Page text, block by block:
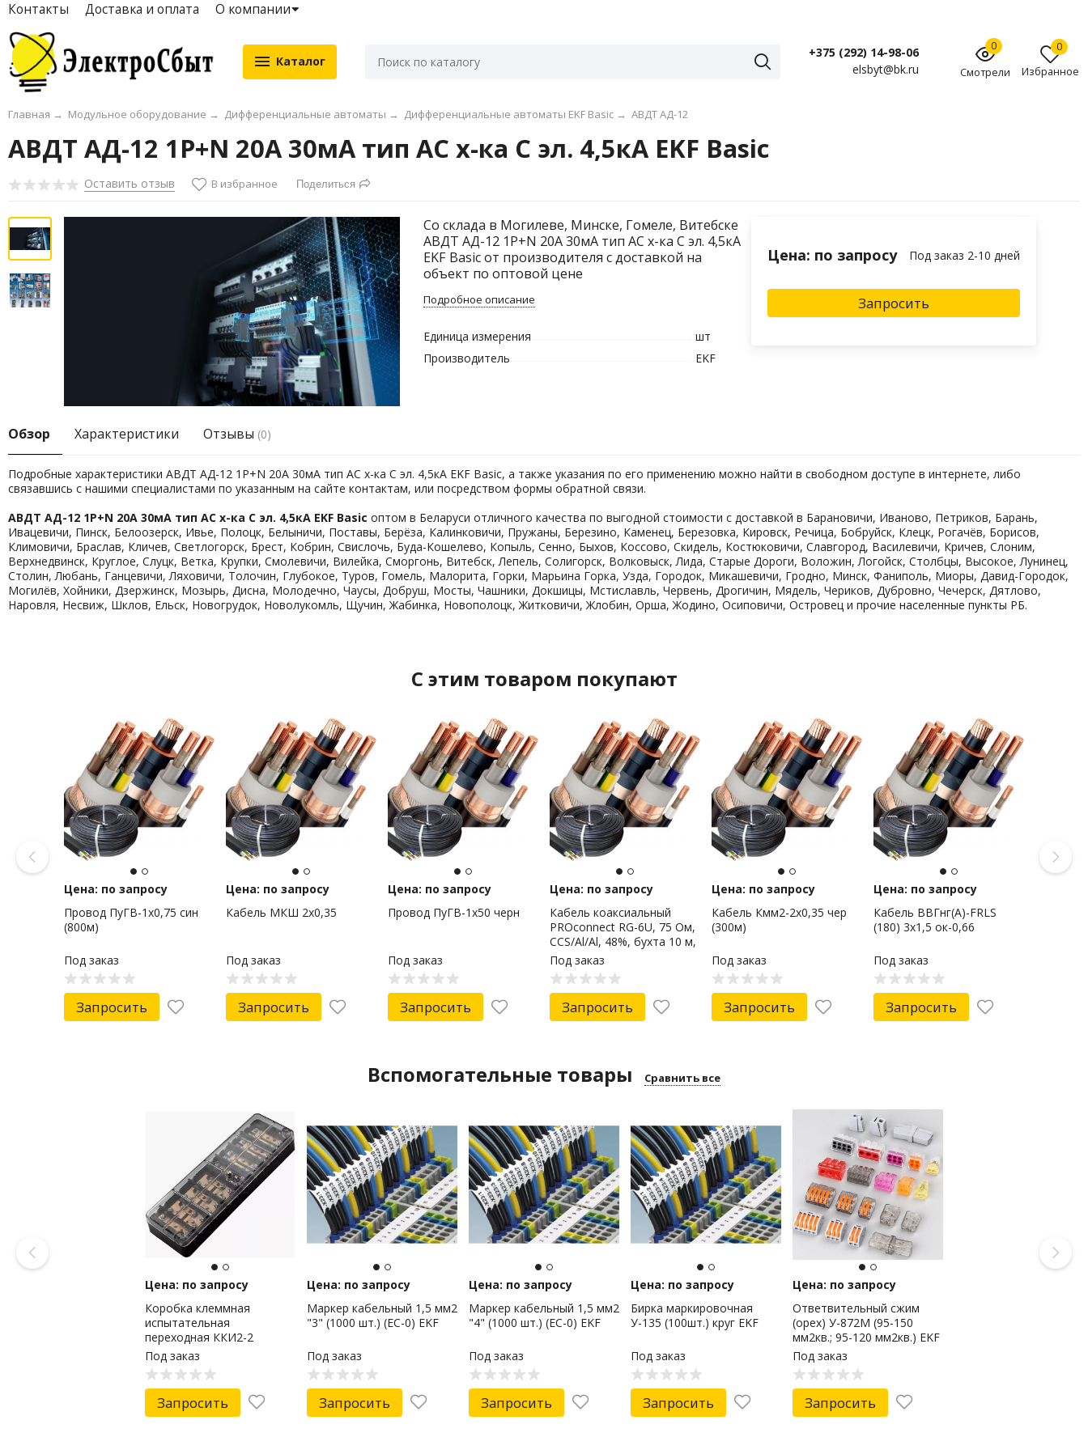
Контакты Доставка и оплата О компании
Каталог
+375 (292) 14-98-06
elsbyt@bk.ru
0
Смотрели
0
Избранное
Главная → Модульное оборудование → Дифференциальные автоматы → Дифференциальные автоматы EKF Basic → АВДТ АД-12
АВДТ АД-12 1P+N 20А 30мА тип АС х-ка C эл. 4,5кА EKF Basic
Оставить отзыв В избранное Поделиться
Со склада в Могилеве, Минске, Гомеле, Витебске
АВДТ АД-12 1P+N 20А 30мА тип АС х-ка C эл. 4,5кА
EKF Basic от производителя с доставкой на
объект по оптовой цене
Подробное описание
Единица измерения
шт
Производитель
EKF
Цена: по запросу Под заказ 2-10 дней
Запросить
Обзор Характеристики Отзывы (0)
Подробные характеристики АВДТ АД-12 1P+N 20А 30мА тип АС х-ка C эл. 4,5кА EKF Basic, а также указания по его применению можно найти в свободном доступе в интернете, либо
связавшись с нашими специалистами по указанным на сайте контактам, или посредством формы обратной связи.
АВДТ АД-12 1P+N 20А 30мА тип АС х-ка C эл. 4,5кА EKF Basic оптом в Беларуси отличного качества по выгодной стоимости с доставкой в Барановичи, Иваново, Петриков, Барань,
Ивацевичи, Пинск, Белоозерск, Ивье, Полоцк, Белыничи, Поставы, Берёза, Калинковичи, Пружаны, Березино, Каменец, Березовка, Кировск, Речица, Бобруйск, Клецк, Рогачёв, Борисов,
Климовичи, Браслав, Кличев, Светлогорск, Брест, Кобрин, Свислочь, Буда-Кошелево, Копыль, Сенно, Быхов, Коссово, Скидель, Костюковичи, Славгород, Василевичи, Кричев, Слоним,
Верхнедвинск, Круглое, Слуцк, Ветка, Крупки, Смолевичи, Вилейка, Сморгонь, Витебск, Лепель, Солигорск, Волковыск, Лида, Старые Дороги, Воложин, Логойск, Столбцы, Высокое, Лунинец,
Столин, Любань, Ганцевичи, Ляховичи, Толочин, Глубокое, Туров, Гомель, Малорита, Горки, Марьина Горка, Узда, Городок, Микашевичи, Гродно, Минск, Фаниполь, Миоры, Давид-Городок,
Могилёв, Хойники, Дзержинск, Мозырь, Дисна, Молодечно, Чаусы, Добруш, Мосты, Чашники, Докшицы, Мстиславль, Червень, Дрогичин, Мядель, Чериков, Дубровно, Чечерск, Дятлово,
Наровля, Несвиж, Шклов, Ельск, Новогрудок, Новолукомль, Щучин, Жабинка, Новополоцк, Житковичи, Жлобин, Орша, Жодино, Осиповичи, Островец и прочие населенные пункты РБ.
C этим товаром покупают
Цена: по запросу
Провод ПуГВ-1х0,75 син
(800м)
Под заказ
Запросить
Цена: по запросу
Кабель МКШ 2х0,35
Под заказ
Запросить
Цена: по запросу
Провод ПуГВ-1х50 черн
Под заказ
Запросить
Цена: по запросу
Кабель коаксиальный
PROconnect RG-6U, 75 Ом,
CCS/Al/Al, 48%, бухта 10 м,
белый
Под заказ
Запросить
Цена: по запросу
Кабель Кмм2-2х0,35 чер
(300м)
Под заказ
Запросить
Цена: по запросу
Кабель ВВГнг(А)-FRLS
(180) 3х1,5 ок-0,66
Под заказ
Запросить
Вспомогательные товары Сравнить все
Цена: по запросу
Коробка клеммная
испытательная
переходная ККИ2-2
(латунь, прозрачная
крышка) EKF
Под заказ
Запросить
Цена: по запросу
Маркер кабельный 1,5 мм2
"3" (1000 шт.) (ЕС-0) EKF
Под заказ
Запросить
Цена: по запросу
Маркер кабельный 1,5 мм2
"4" (1000 шт.) (ЕС-0) EKF
Под заказ
Запросить
Цена: по запросу
Бирка маркировочная
У-135 (100шт.) круг EKF
Под заказ
Запросить
Цена: по запросу
Ответвительный сжим
(орех) У-872М (95-150
мм2кв.; 95-120 мм2кв.) EKF
PROxima
Под заказ
Запросить